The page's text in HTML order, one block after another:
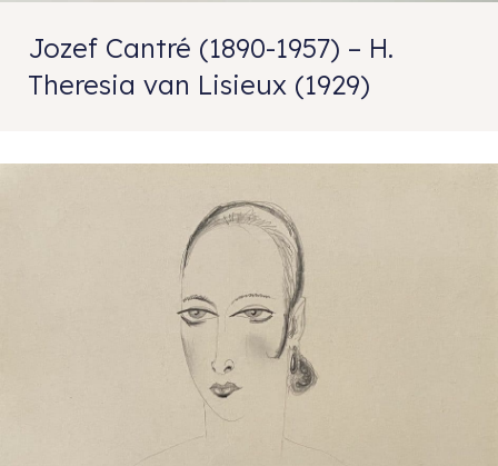
Jozef Cantré (1890-1957) – H.
Theresia van Lisieux (1929)